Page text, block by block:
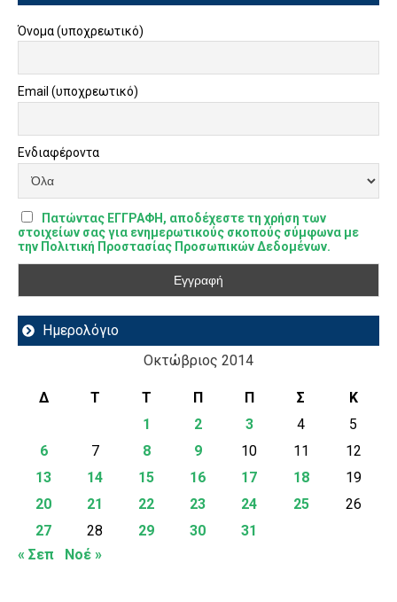
Όνομα (υποχρεωτικό)
Email (υποχρεωτικό)
Ενδιαφέροντα
Πατώντας ΕΓΓΡΑΦΗ, αποδέχεστε τη χρήση των
στοιχείων σας για ενημερωτικούς σκοπούς σύμφωνα με
την Πολιτική Προστασίας Προσωπικών Δεδομένων.
Ημερολόγιο
Οκτώβριος 2014
Δ Τ Τ Π Π Σ
Κ
1
2 3 4
5
6
7 8 9 10 11
12
13
14 15 16 17 18
19
20
21 22 23 24 25
26
27
28 29 30
31
« Σεπ
Νοέ »